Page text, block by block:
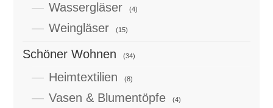
Wassergläser (4)
Weingläser (15)
Schöner Wohnen (34)
Heimtextilien (8)
Vasen & Blumentöpfe (4)